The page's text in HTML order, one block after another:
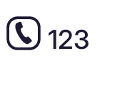
123